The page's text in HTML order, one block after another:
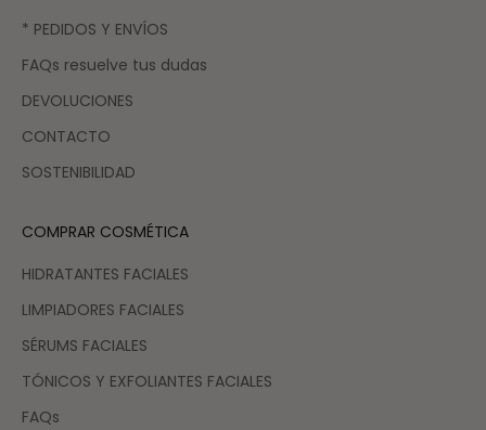
* PEDIDOS Y ENVÍOS
FAQs resuelve tus dudas
DEVOLUCIONES
CONTACTO
SOSTENIBILIDAD
COMPRAR COSMÉTICA
HIDRATANTES FACIALES
LIMPIADORES FACIALES
SÉRUMS FACIALES
TÓNICOS Y EXFOLIANTES FACIALES
FAQs